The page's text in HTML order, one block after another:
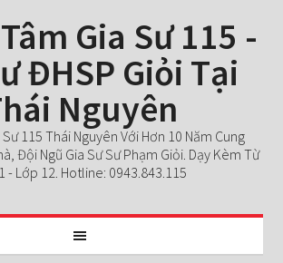
Gia Sư 115 -
ĐHSP Giỏi Tại
Nguyên
115 Thái Nguyên Với Hơn 10 Năm Cung
Đội Ngũ Gia Sư Sư Phạm Giỏi. Dạy Kèm Từ
- Lớp 12. Hotline: 0943.843.115